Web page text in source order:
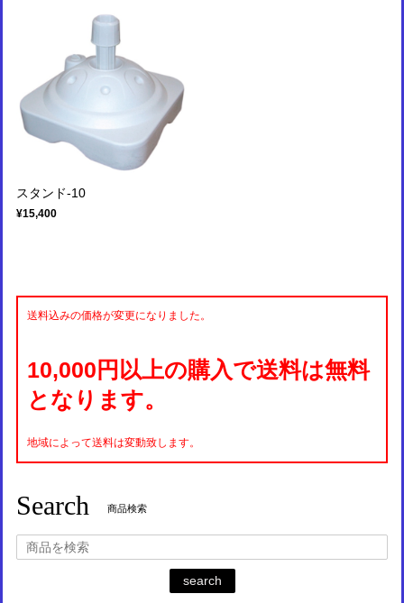
スタンド-10
¥15,400
送料込みの価格が変更になりました。
10,000円以上の購入で送料は無料
となります。
地域によって送料は変動致します。
Search 商品検索
search